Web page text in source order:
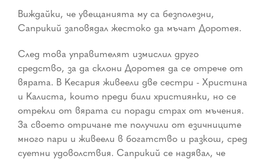
Виждайки, че увещанията му са безполезни,
Саприкий заповядал жестоко да мъчат Доротея.
След това управителят измислил друго
средство, за да склони Доротея да се отрече от
вярата. В Кесария живеели две сестри - Христина
и Калиста, които преди били християнки, но се
отрекли от вярата си поради страх от мъчения.
За своето отричане те получили от езичниците
много пари и живеели в богатство и разкош, сред
суетни удоволствия. Саприкий се надявал, че